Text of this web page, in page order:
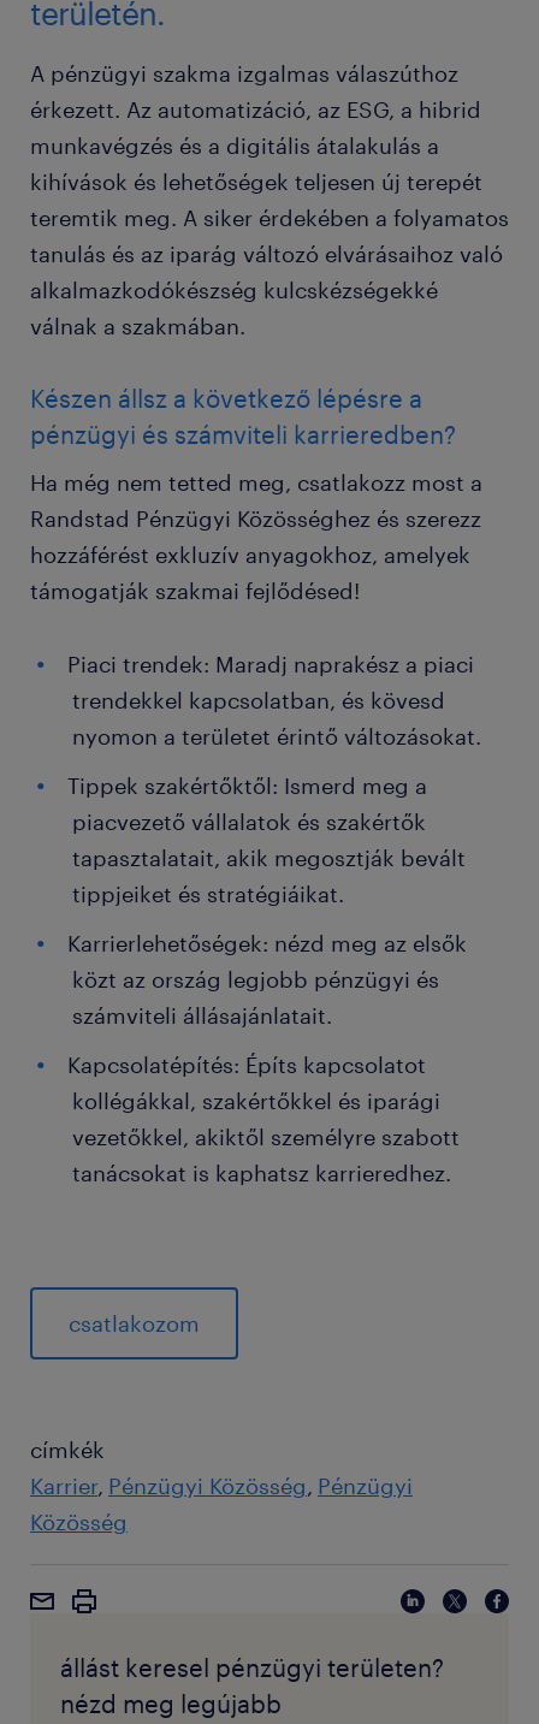
területén.
A pénzügyi szakma izgalmas válaszúthoz
érkezett. Az automatizáció, az ESG, a hibrid
munkavégzés és a digitális átalakulás a
kihívások és lehetőségek teljesen új terepét
teremtik meg. A siker érdekében a folyamatos
tanulás és az iparág változó elvárásaihoz való
alkalmazkodókészség kulcskézségekké
válnak a szakmában.
Készen állsz a következő lépésre a
pénzügyi és számviteli karrieredben?
Ha még nem tetted meg, csatlakozz most a
Randstad Pénzügyi Közösséghez és szerezz
hozzáférést exkluzív anyagokhoz, amelyek
támogatják szakmai fejlődésed!
Piaci trendek: Maradj naprakész a piaci
trendekkel kapcsolatban, és kövesd
nyomon a területet érintő változásokat.
Tippek szakértőktől: Ismerd meg a
piacvezető vállalatok és szakértők
tapasztalatait, akik megosztják bevált
tippjeiket és stratégiáikat.
Karrierlehetőségek: nézd meg az elsők
közt az ország legjobb pénzügyi és
számviteli állásajánlatait.
Kapcsolatépítés: Építs kapcsolatot
kollégákkal, szakértőkkel és iparági
vezetőkkel, akiktől személyre szabott
tanácsokat is kaphatsz karrieredhez.
csatlakozom
címkék
Karrier Pénzügyi Közösség Pénzügyi
Közösség
állást keresel pénzügyi területen?
nézd meg legújabb